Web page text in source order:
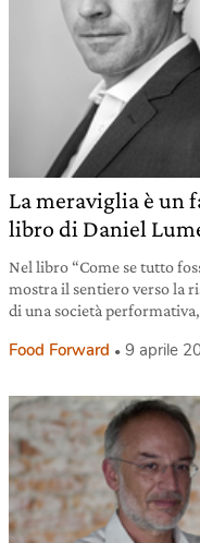
La meraviglia è un
libro di Daniel
Nel libro “Come se tutto
mostra il sentiero verso la
di una società
Food Forward 9 aprile